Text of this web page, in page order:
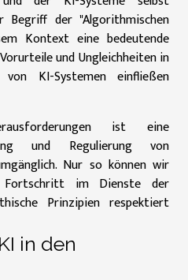
Begriff der "Algorithmischen
Kontext eine bedeutende
und Ungleichheiten in
von KI-Systemen einfließen
ist eine
und Regulierung von
Nur so können wir
Fortschritt im Dienste der
Prinzipien respektiert
in den